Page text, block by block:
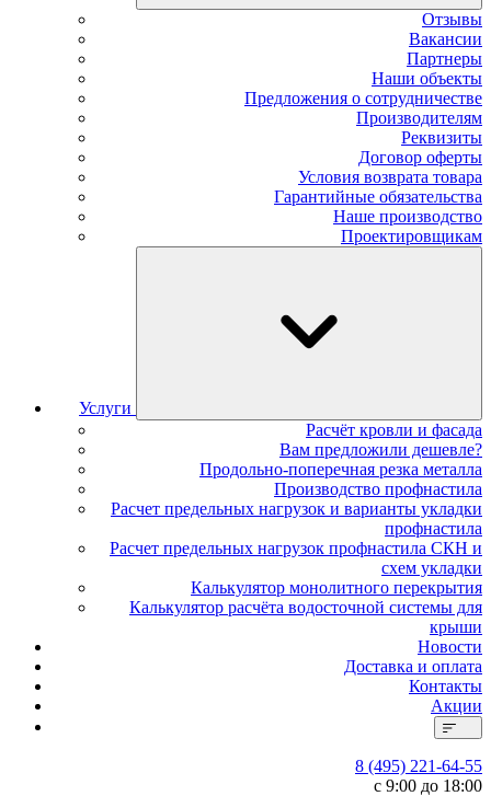
Отзывы
Вакансии
Партнеры
Наши объекты
Предложения о сотрудничестве
Производителям
Реквизиты
Договор оферты
Условия возврата товара
Гарантийные обязательства
Наше производство
Проектировщикам
Услуги
Расчёт кровли и фасада
Вам предложили дешевле?
Продольно-поперечная резка металла
Производство профнастила
Расчет предельных нагрузок и варианты укладки
профнастила
Расчет предельных нагрузок профнастила СКН и
схем укладки
Калькулятор монолитного перекрытия
Калькулятор расчёта водосточной системы для
крыши
Новости
Доставка и оплата
Контакты
Акции
8 (495) 221-64-55
с 9:00 до 18:00